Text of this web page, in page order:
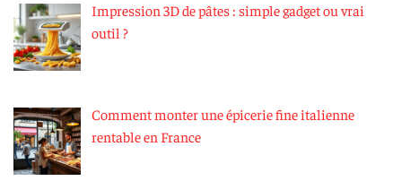
Impression 3D de pâtes : simple gadget ou vrai
outil ?
Comment monter une épicerie fine italienne
rentable en France